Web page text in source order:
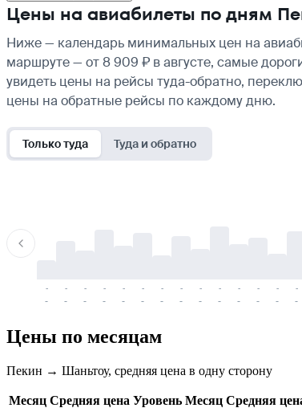
Цены на авиабилеты по дням
Ниже — календарь минимальных цен на
маршруте — от 8 909 ₽ в августе, самые
увидеть цены на рейсы туда-обратно,
цены на обратные рейсы по каждому дню.
Только туда Туда и обратно
-
-
-
-
-
-
-
-
-
-
-
-
-
-
-
-
-
-
-
-
-
-
-
-
-
-
-
-
Цены по месяцам
Пекин → Шаньтоу, средняя цена в одну сторону
Месяц Средняя цена Уровень Месяц Средняя